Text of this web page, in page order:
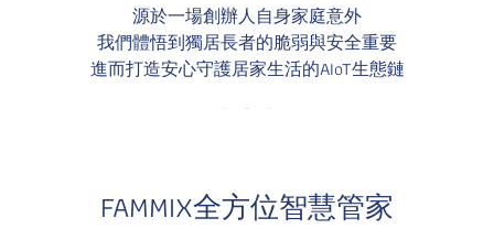
源於一場創辦人自身家庭意外
我們體悟到獨居長者的脆弱與安全重要
進而打造安心守護居家生活的AIoT生態鏈
FAMMIX全方位智慧管家